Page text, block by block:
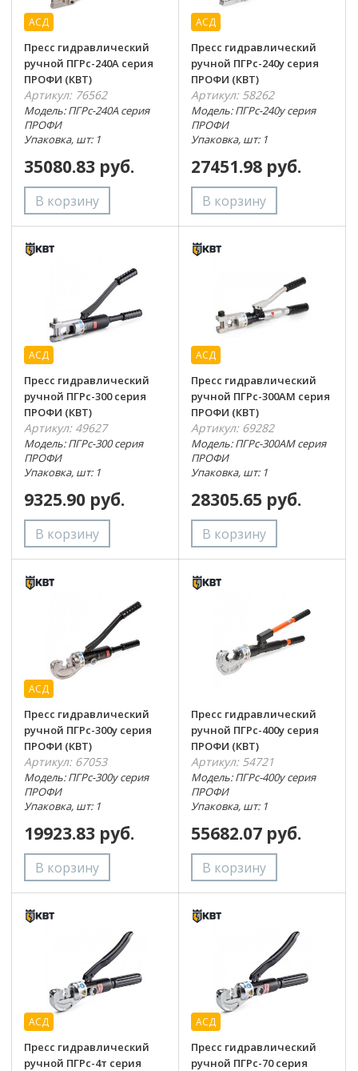
АСД
Пресс гидравлический
ручной ПГРс-240А серия
ПРОФИ (КВТ)
Артикул: 76562
Модель: ПГРс-240А серия
ПРОФИ
Упаковка, шт: 1
35080.83 руб.
АСД
Пресс гидравлический
ручной ПГРс-240у серия
ПРОФИ (КВТ)
Артикул: 58262
Модель: ПГРс-240у серия
ПРОФИ
Упаковка, шт: 1
27451.98 руб.
АСД
Пресс гидравлический
ручной ПГРс-300 серия
ПРОФИ (КВТ)
Артикул: 49627
Модель: ПГРс-300 серия
ПРОФИ
Упаковка, шт: 1
9325.90 руб.
АСД
Пресс гидравлический
ручной ПГРс-300АМ серия
ПРОФИ (КВТ)
Артикул: 69282
Модель: ПГРс-300АМ серия
ПРОФИ
Упаковка, шт: 1
28305.65 руб.
АСД
Пресс гидравлический
ручной ПГРс-300у серия
ПРОФИ (КВТ)
Артикул: 67053
Модель: ПГРс-300у серия
ПРОФИ
Упаковка, шт: 1
19923.83 руб.
Пресс гидравлический
ручной ПГРс-400у серия
ПРОФИ (КВТ)
Артикул: 54721
Модель: ПГРс-400у серия
ПРОФИ
Упаковка, шт: 1
55682.07 руб.
АСД
Пресс гидравлический
ручной ПГРс-4т серия
АСД
Пресс гидравлический
ручной ПГРс-70 серия